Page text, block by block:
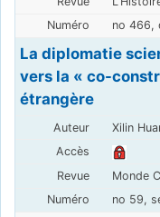
no 466,
La diplomatie
vers la « co-
étrangère
Xilin
Monde
no 59,